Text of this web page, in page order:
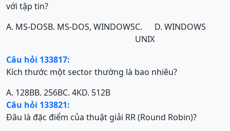
với tập tin?
A. MS-DOSB. MS-DOS, WINDOWSC.
UNIX
D. WINDOWS
Câu hỏi 133817:
Kích thước một sector thường là bao nhiêu?
A. 128BB. 256BC. 4KD. 512B
Câu hỏi 133821:
Đâu là đặc điểm của thuật giải RR (Round Robin)?